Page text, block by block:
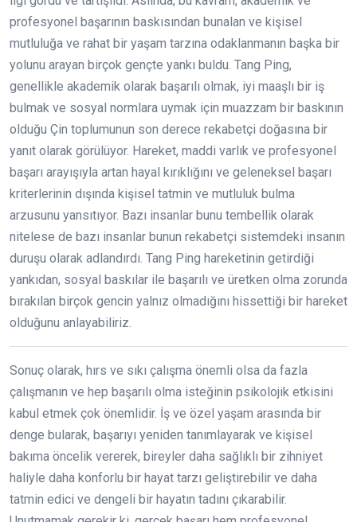
profesyonel başarının baskısından bunalan ve kişisel
mutluluğa ve rahat bir yaşam tarzına odaklanmanın başka bir
yolunu arayan birçok gençte yankı buldu. Tang Ping,
genellikle akademik olarak başarılı olmak, iyi maaşlı bir iş
bulmak ve sosyal normlara uymak için muazzam bir baskının
olduğu Çin toplumunun son derece rekabetçi doğasına bir
yanıt olarak görülüyor. Hareket, maddi varlık ve profesyonel
başarı arayışıyla artan hayal kırıklığını ve geleneksel başarı
kriterlerinin dışında kişisel tatmin ve mutluluk bulma
arzusunu yansıtıyor. Bazı insanlar bunu tembellik olarak
nitelese de bazı insanlar bunun rekabetçi sistemdeki insanın
duruşu olarak adlandırdı. Tang Ping hareketinin getirdiği
yankıdan, sosyal baskılar ile başarılı ve üretken olma zorunda
bırakılan birçok gencin yalnız olmadığını hissettiği bir hareket
olduğunu anlayabiliriz.
Sonuç olarak, hırs ve sıkı çalışma önemli olsa da fazla
çalışmanın ve hep başarılı olma isteğinin psikolojik etkisini
kabul etmek çok önemlidir. İş ve özel yaşam arasında bir
denge bularak, başarıyı yeniden tanımlayarak ve kişisel
bakıma öncelik vererek, bireyler daha sağlıklı bir zihniyet
haliyle daha konforlu bir hayat tarzı geliştirebilir ve daha
tatmin edici ve dengeli bir hayatın tadını çıkarabilir.